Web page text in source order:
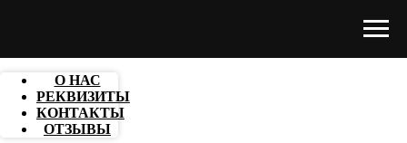
О НАС
РЕКВИЗИТЫ
КОНТАКТЫ
ОТЗЫВЫ